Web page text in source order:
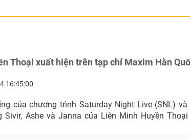
Thoại xuất hiện trên tạp chí Maxim Hàn
16:45:00
của chương trình Saturday Night Live (SNL)
Ashe và Janna của Liên Minh Huyền Thoại